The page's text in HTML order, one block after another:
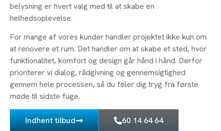
belysning er hvert valg med til at skabe en
helhedsoplevelse.
For mange af vores kunder handler projektet ikke kun om
at renovere et rum. Det handler om at skabe et sted, hvor
funktionalitet, komfort og design går hånd i hånd. Derfor
prioriterer vi dialog, rådgivning og gennemsigtighed
gennem hele processen, så du føler dig tryg fra første
møde til sidste fuge.
Indhent tilbud 60 14 64 64